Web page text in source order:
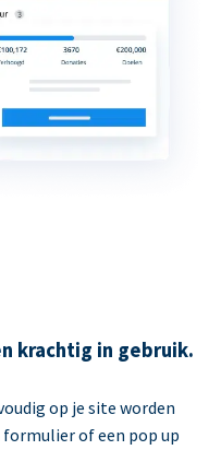
krachtig in gebruik.
op je site worden
of een pop up